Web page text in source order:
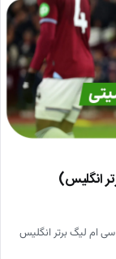
ام لیگ برتر انگلیس